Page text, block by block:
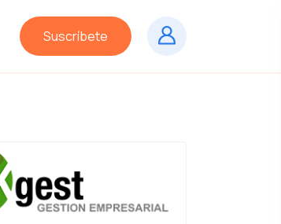
Suscríbete